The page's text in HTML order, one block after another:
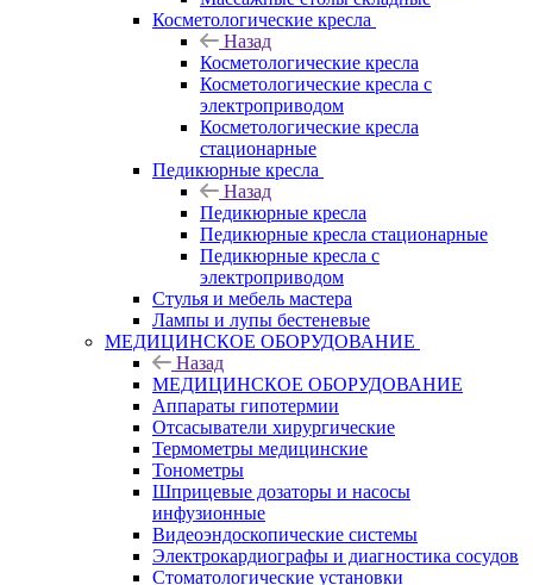
Косметологические кресла
Назад
Косметологические кресла
Косметологические кресла с
электроприводом
Косметологические кресла
стационарные
Педикюрные кресла
Назад
Педикюрные кресла
Педикюрные кресла стационарные
Педикюрные кресла с
электроприводом
Стулья и мебель мастера
Лампы и лупы бестеневые
МЕДИЦИНСКОЕ ОБОРУДОВАНИЕ
Назад
МЕДИЦИНСКОЕ ОБОРУДОВАНИЕ
Аппараты гипотермии
Отсасыватели хирургические
Термометры медицинские
Тонометры
Шприцевые дозаторы и насосы
инфузионные
Видеоэндоскопические системы
Электрокардиографы и диагностика сосудов
Стоматологические установки